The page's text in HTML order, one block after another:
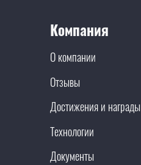
Компания
О компании
Отзывы
Достижения и награды
Технологии
Документы